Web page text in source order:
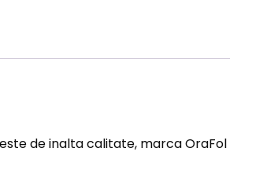
de inalta calitate, marca OraFol